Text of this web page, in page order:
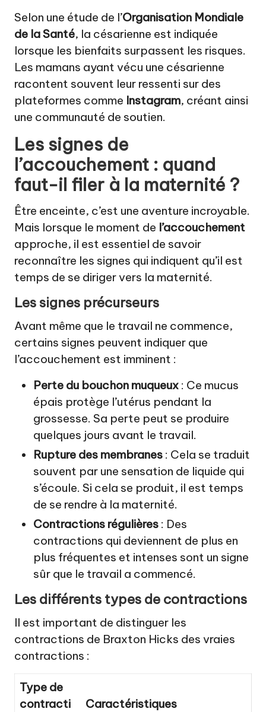
Selon une étude de l’Organisation Mondiale
de la Santé, la césarienne est indiquée
lorsque les bienfaits surpassent les risques.
Les mamans ayant vécu une césarienne
racontent souvent leur ressenti sur des
plateformes comme Instagram, créant ainsi
une communauté de soutien.
Les signes de
l’accouchement : quand
faut-il filer à la maternité ?
Être enceinte, c’est une aventure incroyable.
Mais lorsque le moment de l’accouchement
approche, il est essentiel de savoir
reconnaître les signes qui indiquent qu’il est
temps de se diriger vers la maternité.
Les signes précurseurs
Avant même que le travail ne commence,
certains signes peuvent indiquer que
l’accouchement est imminent :
Perte du bouchon muqueux : Ce mucus
épais protège l’utérus pendant la
grossesse. Sa perte peut se produire
quelques jours avant le travail.
Rupture des membranes : Cela se traduit
souvent par une sensation de liquide qui
s’écoule. Si cela se produit, il est temps
de se rendre à la maternité.
Contractions régulières : Des
contractions qui deviennent de plus en
plus fréquentes et intenses sont un signe
sûr que le travail a commencé.
Les différents types de contractions
Il est important de distinguer les
contractions de Braxton Hicks des vraies
contractions :
Type de
contracti
Caractéristiques